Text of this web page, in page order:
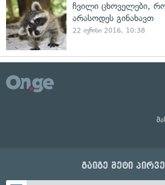
ჩვილი ცხოველები,
არასოდეს გინახავთ
22 ივნისი 2016, 10:38
გაიგე მეტი